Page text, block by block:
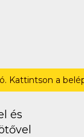
Kattintson a
és